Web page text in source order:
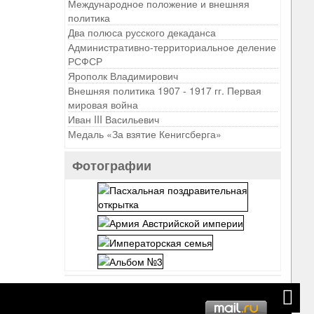
Международное положение и внешняя
политика
Два полюса русского декаданса
Административно-территориальное деление
РСФСР
Ярополк Владимирович
Внешняя политика 1907 - 1917 гг. Первая
мировая война
Иван III Васильевич
Медаль «За взятие Кенигсберга»
Фотографии